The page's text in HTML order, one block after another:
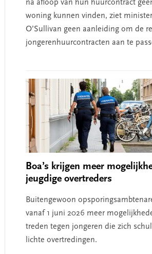
na afloop van hun huurcontract
woning kunnen vinden, ziet
O’Sullivan geen aanleiding om de
jongerenhuurcontracten aan te
Boa’s krijgen meer
jeugdige overtreders
Buitengewoon
vanaf 1 juni 2026 meer
treden tegen jongeren die zich
lichte overtredingen.